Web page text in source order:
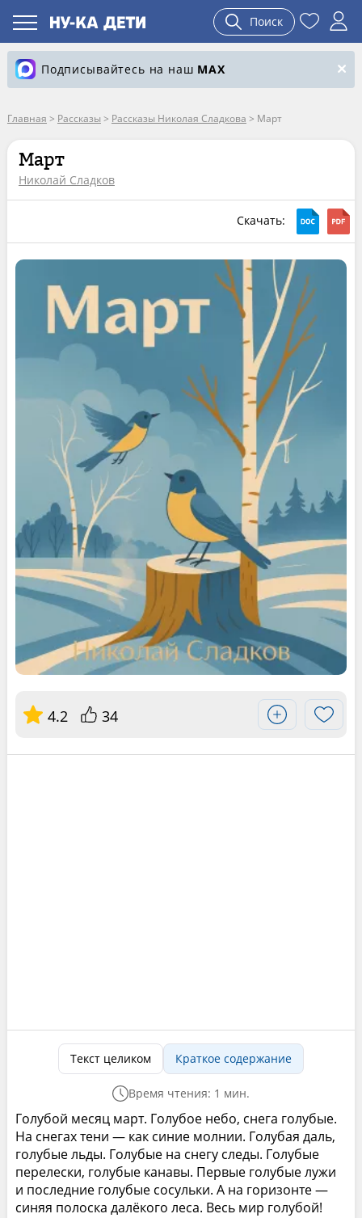
Поиск
Подписывайтесь на наш MAX
Главная > Рассказы > Рассказы Николая Сладкова > Март
Март
Николай Сладков
Скачать:
4.2 34
Текст целиком Краткое содержание
Время чтения: 1 мин.
Голубой месяц март. Голубое небо, снега голубые.
На снегах тени — как синие молнии. Голубая даль,
голубые льды. Голубые на снегу следы. Голубые
перелески, голубые канавы. Первые голубые лужи
и последние голубые сосульки. А на горизонте —
синяя полоска далёкого леса. Весь мир голубой!